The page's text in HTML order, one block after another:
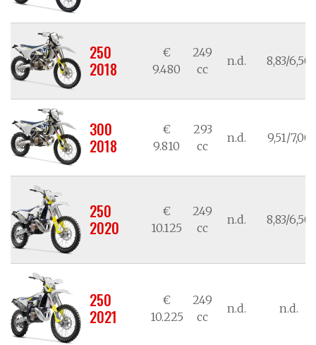
250
2018
€
9.480
249
cc
n.d. 8,83/6,50
300
2018
€
9.810
293
cc
n.d. 9,51/7,00
250
2020
€
10.125
249
cc
n.d. 8,83/6,50
250
2021
€
10.225
249
cc
n.d. n.d.